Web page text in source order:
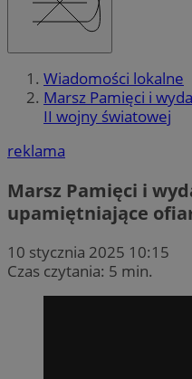
Wiadomości lokalne
Marsz Pamięci i
II wojny światowej
reklama
Marsz Pamięci i
upamiętniające
10 stycznia 2025 10:15
Czas czytania: 5 min.